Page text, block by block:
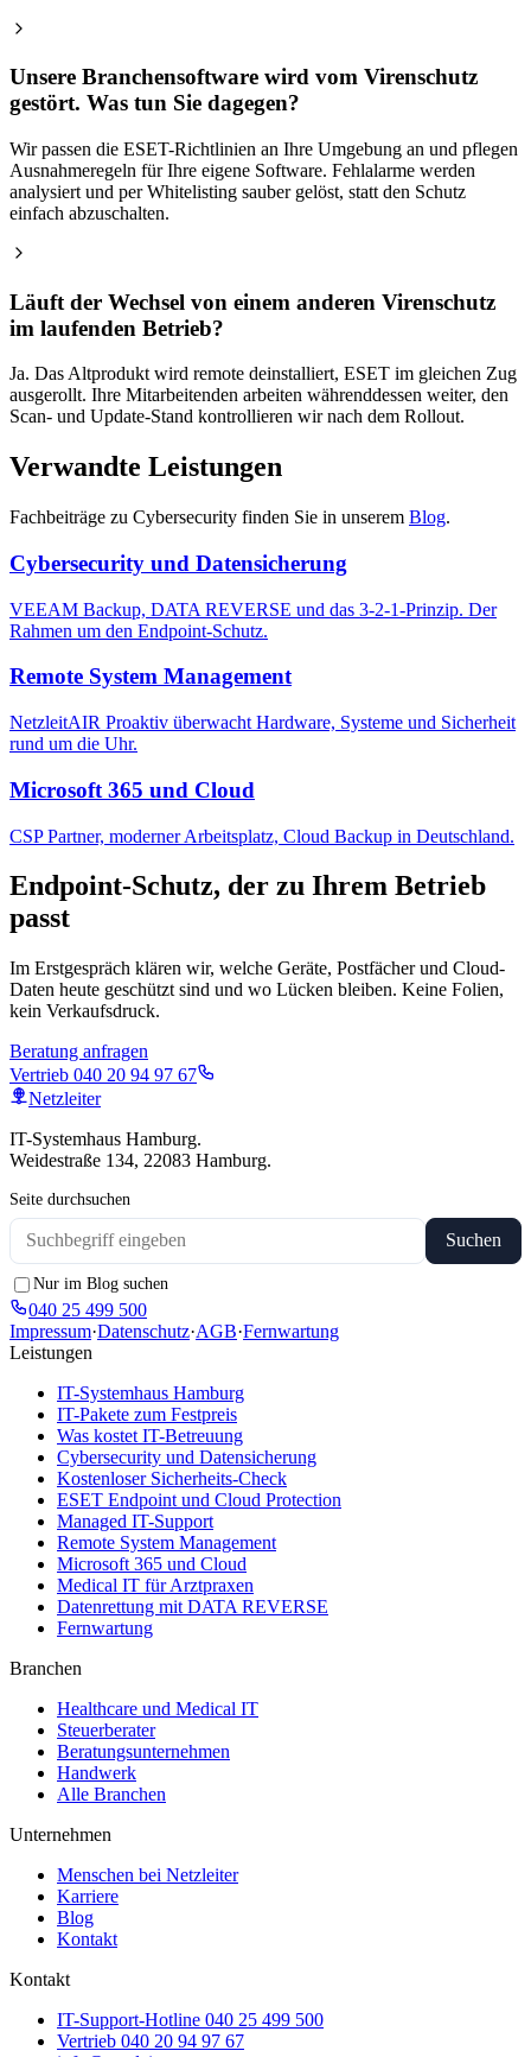
Unsere Branchensoftware wird vom Virenschutz
gestört. Was tun Sie dagegen?
Wir passen die ESET-Richtlinien an Ihre Umgebung an und pflegen
Ausnahmeregeln für Ihre eigene Software. Fehlalarme werden
analysiert und per Whitelisting sauber gelöst, statt den Schutz
einfach abzuschalten.
Läuft der Wechsel von einem anderen Virenschutz
im laufenden Betrieb?
Ja. Das Altprodukt wird remote deinstalliert, ESET im gleichen Zug
ausgerollt. Ihre Mitarbeitenden arbeiten währenddessen weiter, den
Scan- und Update-Stand kontrollieren wir nach dem Rollout.
Verwandte Leistungen
Fachbeiträge zu Cybersecurity finden Sie in unserem Blog.
Cybersecurity und Datensicherung
VEEAM Backup, DATA REVERSE und das 3-2-1-Prinzip. Der
Rahmen um den Endpoint-Schutz.
Remote System Management
NetzleitAIR Proaktiv überwacht Hardware, Systeme und Sicherheit
rund um die Uhr.
Microsoft 365 und Cloud
CSP Partner, moderner Arbeitsplatz, Cloud Backup in Deutschland.
Endpoint-Schutz, der zu Ihrem Betrieb
passt
Im Erstgespräch klären wir, welche Geräte, Postfächer und Cloud-
Daten heute geschützt sind und wo Lücken bleiben. Keine Folien,
kein Verkaufsdruck.
Beratung anfragen
Vertrieb 040 20 94 97 67
Netzleiter
IT-Systemhaus Hamburg.
Weidestraße 134, 22083 Hamburg.
Seite durchsuchen
Suchen
Nur im Blog suchen
040 25 499 500
Impressum·Datenschutz·AGB·Fernwartung
Leistungen
IT-Systemhaus Hamburg
IT-Pakete zum Festpreis
Was kostet IT-Betreuung
Cybersecurity und Datensicherung
Kostenloser Sicherheits-Check
ESET Endpoint und Cloud Protection
Managed IT-Support
Remote System Management
Microsoft 365 und Cloud
Medical IT für Arztpraxen
Datenrettung mit DATA REVERSE
Fernwartung
Branchen
Healthcare und Medical IT
Steuerberater
Beratungsunternehmen
Handwerk
Alle Branchen
Unternehmen
Menschen bei Netzleiter
Karriere
Blog
Kontakt
Kontakt
IT-Support-Hotline 040 25 499 500
Vertrieb 040 20 94 97 67